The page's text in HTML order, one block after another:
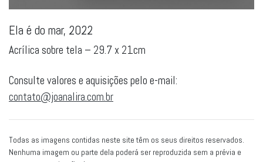
Ela é do mar, 2022
Acrílica sobre tela – 29.7 x 21cm
Consulte valores e aquisições pelo e-mail:
contato@joanalira.com.br
Todas as imagens contidas neste site têm os seus direitos reservados.
Nenhuma imagem ou parte dela poderá ser reproduzida sem a prévia e